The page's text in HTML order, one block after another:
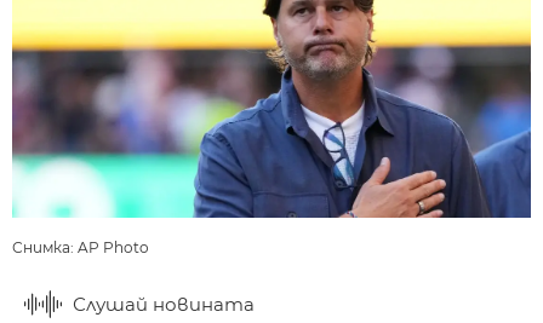
Снимка: AP Photo
Слушай новината